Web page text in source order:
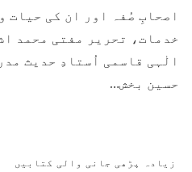
اصحابِ صُفہ اور ان کی حیات و
خدمات، تحریر مفتی محمد
الٰہی قاسمی اُستادِ حدیث
حسین بخش…
زیادہ پڑھی جانی والی کتابیں